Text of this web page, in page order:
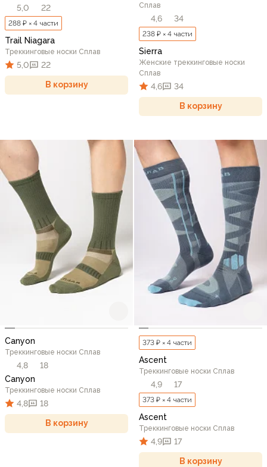
5,0 22
288 ₽ × 4 части
Trail Niagara
Треккинговые носки Сплав
5,0 22
В корзину
Сплав
4,6 34
238 ₽ × 4 части
Sierra
Женские треккинговые носки
Сплав
4,6 34
В корзину
Canyon
Треккинговые носки Сплав
4,8
18
Canyon
Треккинговые носки Сплав
4,8 18
В корзину
373 ₽ × 4 части
Ascent
Треккинговые носки Сплав
4,9 17
373 ₽ × 4 части
Ascent
Треккинговые носки Сплав
4,9 17
В корзину